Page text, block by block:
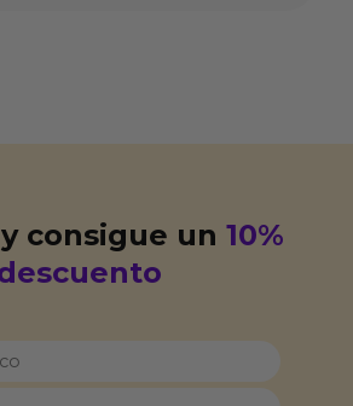
consigue un10%